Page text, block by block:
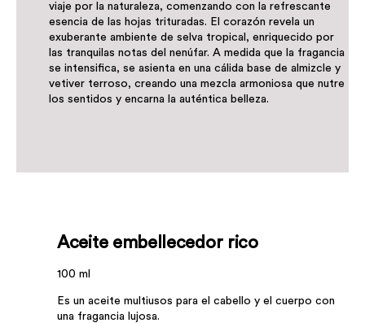
viaje por la naturaleza, comenzando con la refrescante
esencia de las hojas trituradas. El corazón revela un
exuberante ambiente de selva tropical, enriquecido por
las tranquilas notas del nenúfar. A medida que la fragancia
se intensifica, se asienta en una cálida base de almizcle y
vetiver terroso, creando una mezcla armoniosa que nutre
los sentidos y encarna la auténtica belleza.
Aceite embellecedor rico
100 ml
Es un aceite multiusos para el cabello y el cuerpo con
una fragancia lujosa.